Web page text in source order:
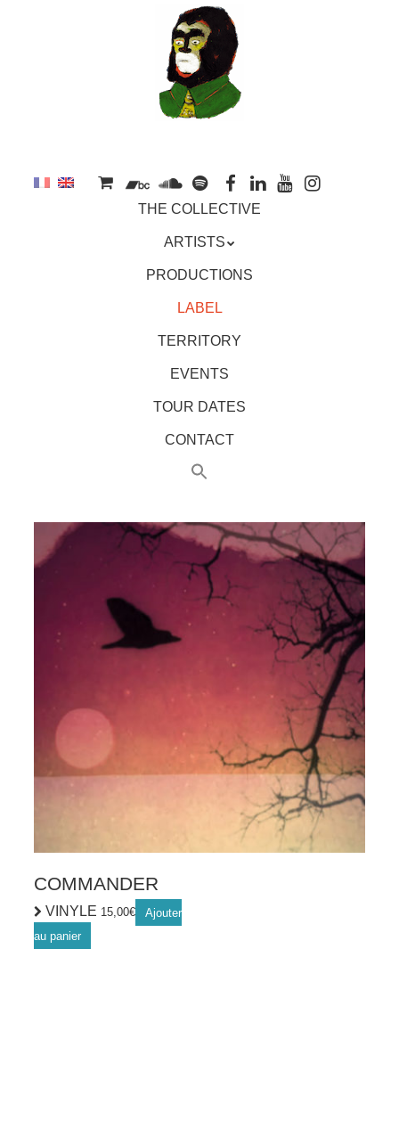
THE COLLECTIVE
ARTISTS
PRODUCTIONS
LABEL
TERRITORY
EVENTS
TOUR DATES
CONTACT
COMMANDER
VINYLE 15,00€
Ajouter
au panier